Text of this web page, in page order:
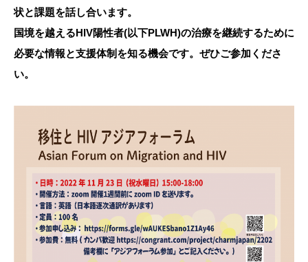
状と課題を話し合います。
国境を越えるHIV陽性者(以下PLWH)の治療を継続するために
必要な情報と支援体制を知る機会です。ぜひご参加くださ
い。